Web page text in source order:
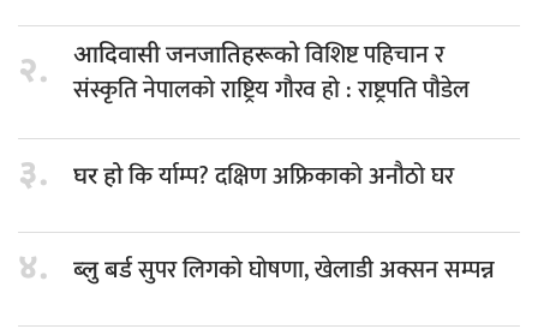
२. आदिवासी जनजातिहरूकोविशिष्ट पहिचान र
संस्कृति नेपालको राष्ट्रिय गौरव हो : राष्ट्रपति पौडेल
३. घर होकि र्याम्प? दक्षिण अफ्रिकाको अनौठो घर
४. ब्लु बर्डसुपर लिगको घोषणा, खेलाडी अक्सन सम्पन्न